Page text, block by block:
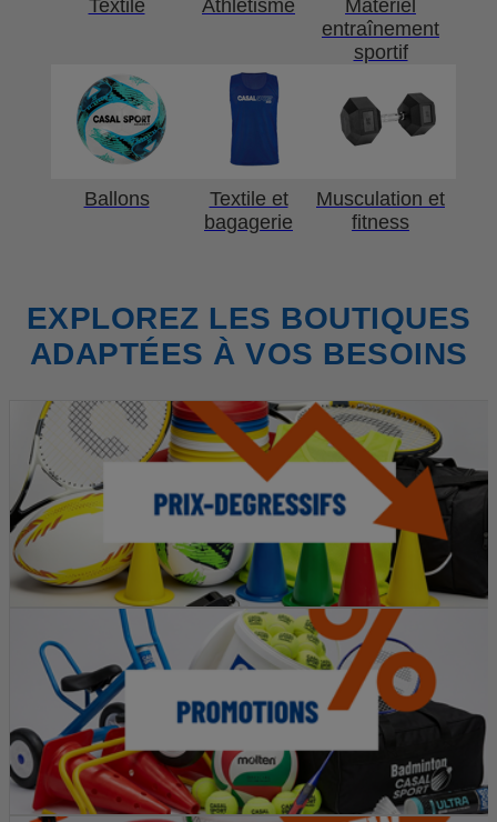
Textile Athlétisme
Matériel
entraînement
sportif
Ballons
Textile et
bagagerie
Musculation et
fitness
EXPLOREZ LES BOUTIQUES
ADAPTÉES À VOS BESOINS